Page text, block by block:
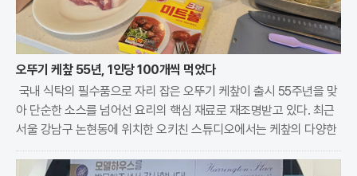
오뚜기 케챂 55년, 1인당 100개씩 먹었다
국내 식탁의 필수품으로 자리 잡은 오뚜기 케챂이 출시 55주년을 맞
아 단순한 소스를 넘어선 요리의 핵심 재료로 재조명받고 있다. 최근
서울 강남구 논현동에 위치한 오키친 스튜디오에서는 케챂의 다양한
변신을 직접 체험하는 특별한 요리 수업이 진행됐다. 이번 행사는 19
70년대 출시 이후 한국인의 입맛을 사로잡으며